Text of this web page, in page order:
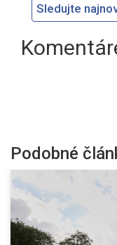
Sledujte
Podobné